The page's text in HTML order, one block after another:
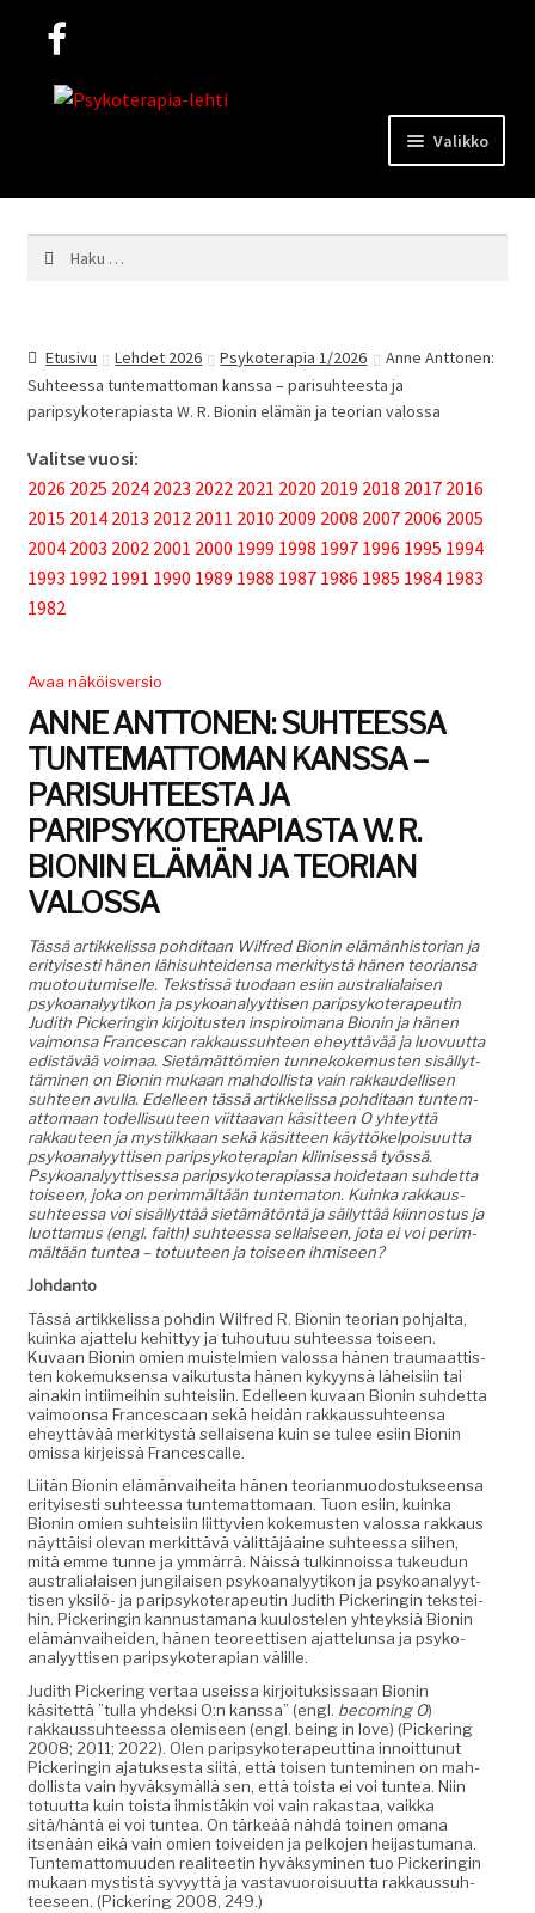
Siirry
Siirry
Valikko
Yhteystiedot
Tuki
Sisällysluettelot
Kirjaudu sisään
Etusivu Lehdet 2026 Psykoterapia 1/2026
Anne Anttonen:
Suhteessa tuntemattoman kanssa – parisuhteesta ja
paripsykoterapiasta W. R. Bionin elämän ja teorian valossa
Valitse vuosi:
2026 2025 2024 2023 2022 2021 2020 2019 2018 2017 2016
2015 2014 2013 2012 2011 2010 2009 2008 2007 2006 2005
2004 2003 2002 2001 2000 1999 1998 1997 1996 1995 1994
1993 1992 1991 1990 1989 1988 1987 1986 1985 1984 1983
1982
Avaa näköisversio
ANNE ANTTONEN: SUHTEESSA
TUNTEMATTOMAN KANSSA –
PARISUHTEESTA JA
PARIPSYKOTERAPIASTA W. R.
BIONIN ELÄMÄN JA TEORIAN
VALOSSA
Tässä artikke­lis­sa pohdi­taan Wil­fred Bion­in elämän­his­to­ri­an ja
eri­tyis­es­ti hänen lähisuhtei­den­sa merk­i­tys­tä hänen teo­ri­ansa
muotou­tu­miselle. Tek­stis­sä tuo­daan esi­in aus­tralialaisen
psyko­ana­lyytikon ja psyko­ana­lyyt­tisen parip­sykoter­apeutin
Judith Pick­eringin kir­joi­tusten inspiroimana Bion­in ja hänen
vai­mon­sa Frances­can rakkaus­suh­teen eheyt­tävää ja luovu­ut­ta
edis­tävää voimaa. Sietämät­tömien tun­nekoke­musten sisäl­lyt­
tämi­nen on Bion­in mukaan mah­dol­lista vain rakkaudel­lisen
suh­teen avul­la. Edelleen tässä artikke­lis­sa pohdi­taan tun­tem­
at­tomaan todel­lisu­u­teen viit­taa­van käsit­teen O yhteyt­tä
rakkau­teen ja mys­ti­ikkaan sekä käsit­teen käyt­tökelpoisu­ut­ta
psyko­ana­lyyt­tisen parip­sykoter­api­an kli­inisessä työssä.
Psyko­ana­lyyt­tises­sa parip­sykoter­api­as­sa hoide­taan suhdet­ta
toiseen, joka on per­im­mältään tun­tem­aton. Kuin­ka rakkaus­
suh­teessa voi sisäl­lyt­tää sietämätön­tä ja säi­lyt­tää kiin­nos­tus ja
luot­ta­mus (engl. faith) suh­teessa sel­l­aiseen, jota ei voi per­im­
mältään tun­tea – totu­u­teen ja toiseen ihmiseen?
Johdan­to
Tässä artikke­lis­sa pohdin Wil­fred R. Bion­in teo­ri­an poh­jal­ta,
kuin­ka ajat­telu kehit­tyy ja tuhoutuu suh­teessa toiseen.
Kuvaan Bion­in omien muis­telmien val­os­sa hänen trau­maat­tis­
ten koke­muk­sen­sa vaiku­tus­ta hänen kykyyn­sä läheisi­in tai
ainakin inti­imei­hin suhteisi­in. Edelleen kuvaan Bion­in suhdet­ta
vaimoon­sa Francescaan sekä hei­dän rakkaus­suh­teen­sa
eheyt­tävää merk­i­tys­tä sel­l­aise­na kuin se tulee esi­in Bion­in
omis­sa kir­jeis­sä Francescalle.
Liitän Bion­in elämän­vai­hei­ta hänen teo­ri­an­muo­dos­tuk­seen­sa
eri­tyis­es­ti suh­teessa tun­tem­at­tomaan. Tuon esi­in, kuin­ka
Bion­in omien suhteisi­in liit­tyvien koke­musten val­os­sa rakkaus
näyt­täisi ole­van merkit­tävä välit­täjäaine suh­teessa siihen,
mitä emme tunne ja ymmär­rä. Näis­sä tulkin­nois­sa tukeudun
aus­tralialaisen jungi­laisen psyko­ana­lyytikon ja psyko­ana­lyyt­
tisen yksilö- ja parip­sykoter­apeutin Judith Pick­eringin tek­stei­
hin. Pick­eringin kan­nus­ta­mana kuu­loste­len yhteyk­siä Bion­in
elämän­vai­hei­den, hänen teo­reet­tisen ajat­telun­sa ja psyko­
ana­lyyt­tisen parip­sykoter­api­an välille.
Judith Pick­er­ing ver­taa useis­sa kir­joituk­sis­saan Bion­in
käsitet­tä ”tul­la yhdek­si O:n kanssa” (engl. becom­ing O)
rakkaus­suh­teessa olemiseen (engl. being in love) (Pick­er­ing
2008; 2011; 2022). Olen parip­sykoter­apeut­ti­na innoit­tunut
Pick­eringin ajatuk­ses­ta siitä, että toisen tun­tem­i­nen on mah­
dol­lista vain hyväksymäl­lä sen, että toista ei voi tun­tea. Niin
totu­ut­ta kuin toista ihmistäkin voi vain rakas­taa, vaik­ka
sitä/häntä ei voi tun­tea. On tärkeää nähdä toinen omana
itsenään eikä vain omien toivei­den ja pelko­jen hei­jas­tu­mana.
Tun­tem­at­to­muu­den reali­teetin hyväksymi­nen tuo Pick­eringin
mukaan mys­tistä syvyyt­tä ja vas­tavuoroisu­ut­ta rakkaus­suh­
teeseen. (Pick­er­ing 2008, 249.)